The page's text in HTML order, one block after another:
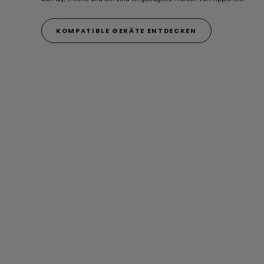
KOMPATIBLE GERÄTE ENTDECKEN